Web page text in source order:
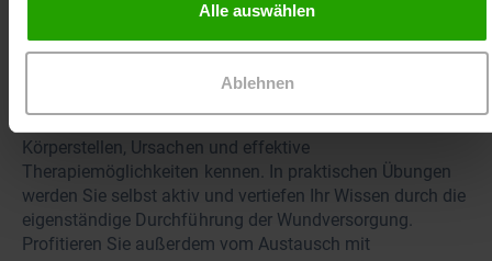
Alle auswählen
Ablehnen
Lebensqualität Ihrer Patientinnen und Patienten
Tauchen Sie anhand spannender Fallbeispiele aus der
Körperstellen, Ursachen und effektive
Therapiemöglichkeiten kennen. In praktischen Übungen
werden Sie selbst aktiv und vertiefen Ihr Wissen durch die
eigenständige Durchführung der Wundversorgung.
Profitieren Sie außerdem vom Austausch mit